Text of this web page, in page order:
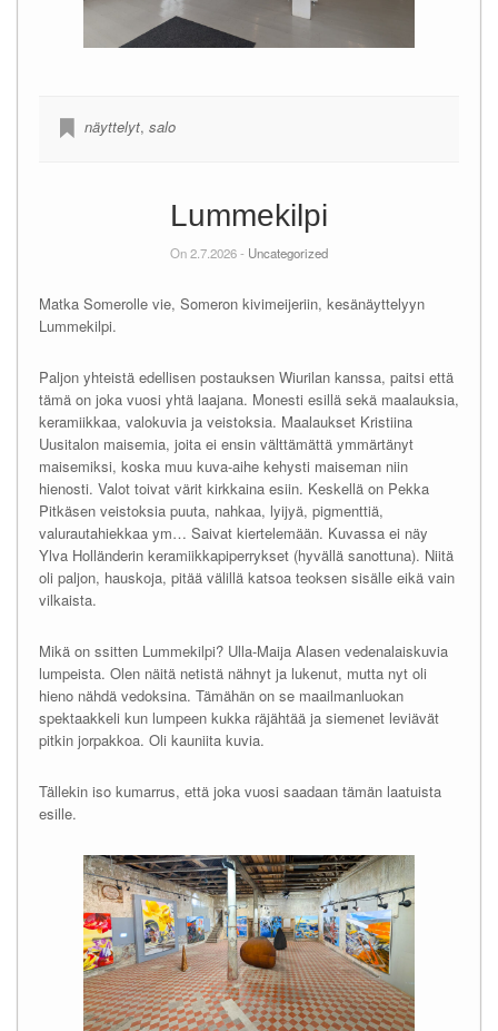
näyttelyt, salo
Lummekilpi
On 2.7.2026 - Uncategorized
Matka Somerolle vie, Someron kivimeijeriin, kesänäyttelyyn
Lummekilpi.
Paljon yhteistä edellisen postauksen Wiurilan kanssa, paitsi että
tämä on joka vuosi yhtä laajana. Monesti esillä sekä maalauksia,
keramiikkaa, valokuvia ja veistoksia. Maalaukset Kristiina
Uusitalon maisemia, joita ei ensin välttämättä ymmärtänyt
maisemiksi, koska muu kuva-aihe kehysti maiseman niin
hienosti. Valot toivat värit kirkkaina esiin. Keskellä on Pekka
Pitkäsen veistoksia puuta, nahkaa, lyijyä, pigmenttiä,
valurautahiekkaa ym… Saivat kiertelemään. Kuvassa ei näy
Ylva Holländerin keramiikkapiperrykset (hyvällä sanottuna). Niitä
oli paljon, hauskoja, pitää välillä katsoa teoksen sisälle eikä vain
vilkaista.
Mikä on ssitten Lummekilpi? Ulla-Maija Alasen vedenalaiskuvia
lumpeista. Olen näitä netistä nähnyt ja lukenut, mutta nyt oli
hieno nähdä vedoksina. Tämähän on se maailmanluokan
spektaakkeli kun lumpeen kukka räjähtää ja siemenet leviävät
pitkin jorpakkoa. Oli kauniita kuvia.
Tällekin iso kumarrus, että joka vuosi saadaan tämän laatuista
esille.